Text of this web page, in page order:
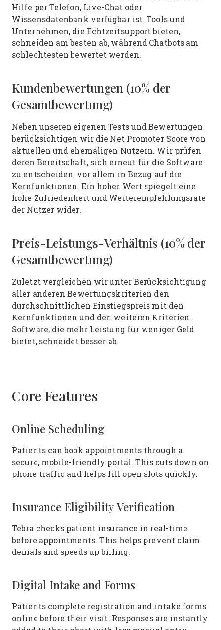
Hilfe per Telefon, Live-Chat oder
Wissensdatenbank verfügbar ist. Tools und
Unternehmen, die Echtzeitsupport bieten,
schneiden am besten ab, während Chatbots am
schlechtesten bewertet werden.
Kundenbewertungen (10% der
Gesamtbewertung)
Neben unseren eigenen Tests und Bewertungen
berücksichtigen wir die Net Promoter Score von
aktuellen und ehemaligen Nutzern. Wir prüfen
deren Bereitschaft, sich erneut für die Software
zu entscheiden, vor allem in Bezug auf die
Kernfunktionen. Ein hoher Wert spiegelt eine
hohe Zufriedenheit und Weiterempfehlungsrate
der Nutzer wider.
Preis-Leistungs-Verhältnis (10% der
Gesamtbewertung)
Zuletzt vergleichen wir unter Berücksichtigung
aller anderen Bewertungskriterien den
durchschnittlichen Einstiegspreis mit den
Kernfunktionen und den weiteren Kriterien.
Software, die mehr Leistung für weniger Geld
bietet, schneidet besser ab.
Core Features
Online Scheduling
Patients can book appointments through a
secure, mobile-friendly portal. This cuts down on
phone traffic and helps fill open slots quickly.
Insurance Eligibility Verification
Tebra checks patient insurance in real-time
before appointments. This helps prevent claim
denials and speeds up billing.
Digital Intake and Forms
Patients complete registration and intake forms
online before their visit. Responses are instantly